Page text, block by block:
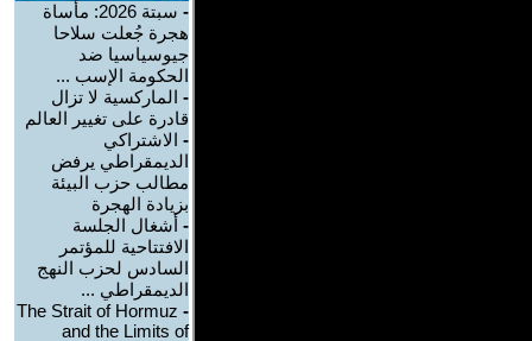
-
سبتة 2026: مأساة
هجرة جُعلت سلاحا
جيوسياسيا ضد
الحكومة الإسب ...
- الماركسية لا تزال
قادرة على تغيير العالم
- الاشتراكي
الديمقراطي يرفض
مطالب حزب البيئة
بزيادة الهجرة
- أشغال الجلسة
الافتتاحية للمؤتمر
السادس لحزب النهج
الديمقراطي ...
-
The Strait of Hormuz
and the Limits of